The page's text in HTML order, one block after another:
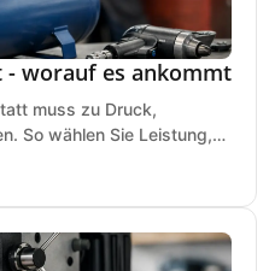
worauf es ankommt
muss zu Druck,
So wählen Sie Leistung,